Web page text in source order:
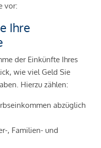
vor:
Ihre
der Einkünfte Ihres
wie viel Geld Sie
Hierzu zählen:
abzüglich
, Familien- und